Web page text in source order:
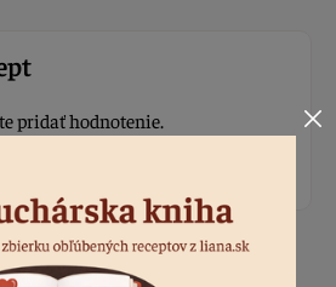
pridať hodnotenie.